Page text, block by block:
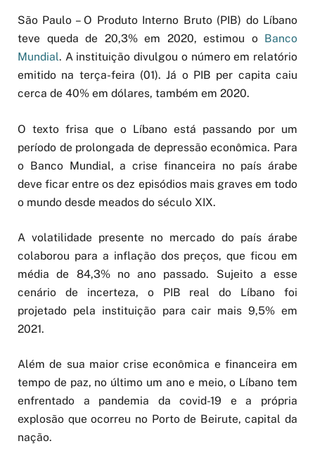
São Paulo – O Produto Interno Bruto (PIB) do Líbano
teve queda de 20,3% em 2020, estimou o Banco
Mundial. A instituição divulgou o número em relatório
emitido na terça-feira (01). Já o PIB per capita caiu
cerca de 40% em dólares, também em 2020.
O texto frisa que o Líbano está passando por um
período de prolongada de depressão econômica. Para
o Banco Mundial, a crise financeira no país árabe
deve ficar entre os dez episódios mais graves em todo
o mundo desde meados do século XIX.
A volatilidade presente no mercado do país árabe
colaborou para a inflação dos preços, que ficou em
média de 84,3% no ano passado. Sujeito a esse
cenário de incerteza, o PIB real do Líbano foi
projetado pela instituição para cair mais 9,5% em
2021.
Além de sua maior crise econômica e financeira em
tempo de paz, no último um ano e meio, o Líbano tem
enfrentado a pandemia da covid-19 e a própria
explosão que ocorreu no Porto de Beirute, capital da
nação.